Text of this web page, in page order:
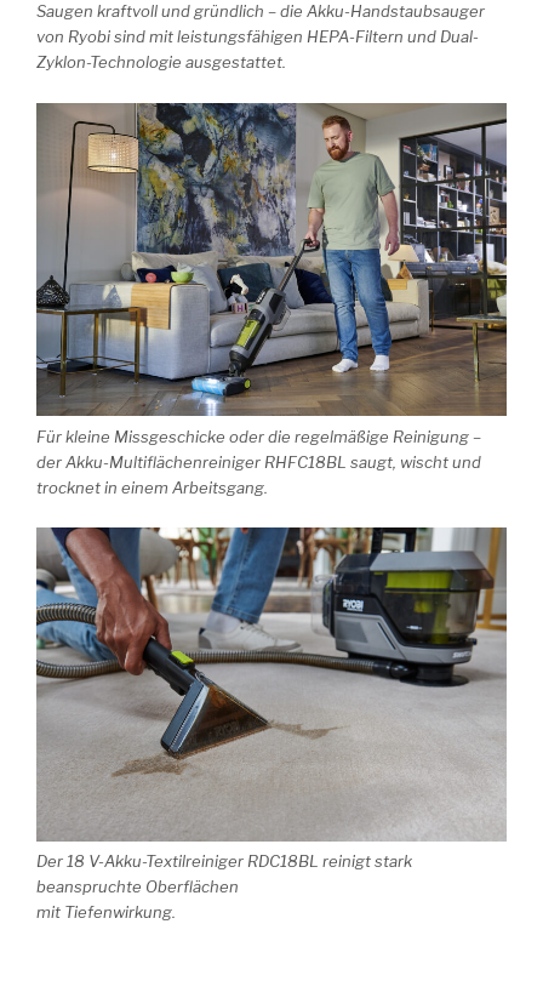
Saugen kraftvoll und gründlich – die Akku-Handstaubsauger
von Ryobi sind mit leistungsfähigen HEPA-Filtern und Dual-
Zyklon-Technologie ausgestattet.
Für kleine Missgeschicke oder die regelmäßige Reinigung –
der Akku-Multiflächenreiniger RHFC18BL saugt, wischt und
trocknet in einem Arbeitsgang.
Der 18 V-Akku-Textilreiniger RDC18BL reinigt stark
beanspruchte Oberflächen
mit Tiefenwirkung.